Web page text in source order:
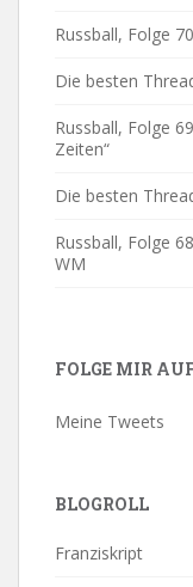
Russball, Folge
Die besten
Russball, Folge
Zeiten“
Die besten
Russball, Folge
WM
FOLGE MIR
Meine Tweets
BLOGROLL
Franziskript